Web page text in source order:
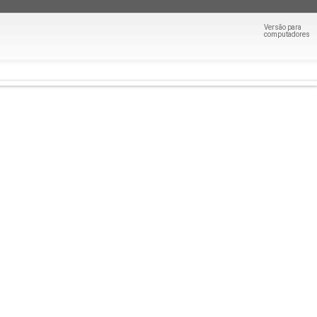
Versão para
computadores